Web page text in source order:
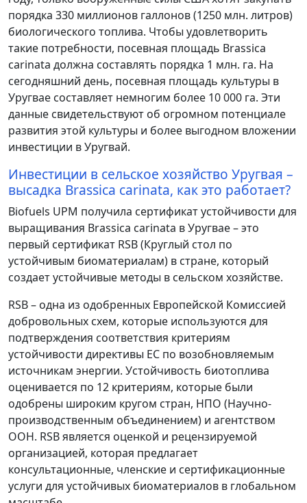
порядка 330 миллионов галлонов (1250 млн. литров)
биологического топлива. Чтобы удовлетворить
такие потребности, посевная площадь Brassica
carinata должна составлять порядка 1 млн. га. На
сегодняшний день, посевная площадь культуры в
Уругвае составляет немногим более 10 000 га. Эти
данные свидетельствуют об огромном потенциале
развития этой культуры и более выгодном вложении
инвестиции в Уругвай.
Инвестиции в сельское хозяйство Уругвая –
высадка Brassica carinata, как это работает?
Biofuels UPM получила сертификат устойчивости для
выращивания Brassica carinata в Уругвае – это
первый сертификат RSB (Круглый стол по
устойчивым биоматериалам) в стране, который
создает устойчивые методы в сельском хозяйстве.
RSB – одна из одобренных Европейской Комиссией
добровольных схем, которые используются для
подтверждения соответствия критериям
устойчивости директивы ЕС по возобновляемым
источникам энергии. Устойчивость биотоплива
оценивается по 12 критериям, которые были
одобрены широким кругом стран, НПО (Научно-
производственным объединением) и агентством
ООН. RSB является оценкой и рецензируемой
организацией, которая предлагает
консультационные, членские и сертификационные
услуги для устойчивых биоматериалов в глобальном